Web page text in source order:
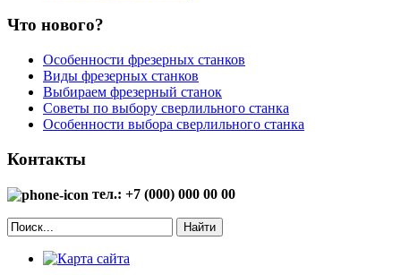
Что нового?
Особенности фрезерных станков
Виды фрезерных станков
Выбираем фрезерный станок
Советы по выбору сверлильного станка
Особенности выбора сверлильного станка
Контакты
тел.: +7 (000) 000 00 00
Найти